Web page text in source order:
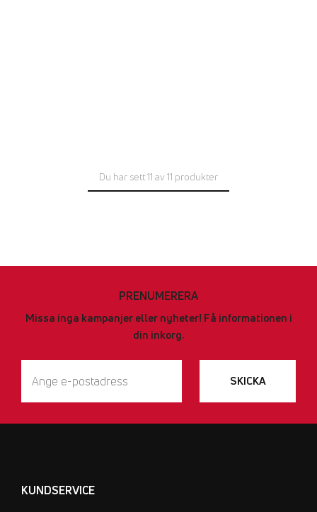
Du har sett 11 av 11 produkter
PRENUMERERA
Missa inga kampanjer eller nyheter! Få informationen i
din inkorg.
SKICKA
KUNDSERVICE